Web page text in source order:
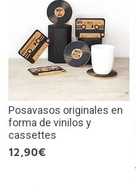
Posavasos originales en
forma de vinilos y
cassettes
12,90€